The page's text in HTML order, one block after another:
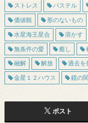
ストレス
パステル
価値観
形のないもの
水星海王星合
溶かす
無条件の愛
癒し
融解
解放 過去を
金星１２ハウス
鏡の
ポスト